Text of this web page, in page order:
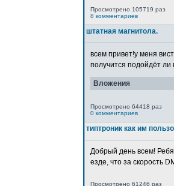
Просмотрено 105719 раз
8 комментариев
штатная магнитола.
всем привет!у меня
получится подойдёт ли
Вложения
Просмотрено 64418 раз
0 комментариев
типтроник как им
Добрый день всем!
езде, что за скорость
Просмотрено 61246 раз